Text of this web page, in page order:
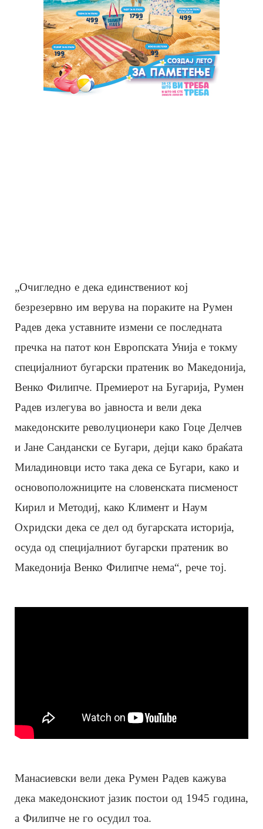
„Очигледно е дека единствениот кој
безрезервно им верува на пораките на Румен
Радев дека уставните измени се последната
пречка на патот кон Европската Унија е токму
специјалниот бугарски пратеник во Македонија,
Венко Филипче. Премиерот на Бугарија, Румен
Радев излегува во јавноста и вели дека
македонските револуционери како Гоце Делчев
и Јане Сандански се Бугари, дејци како браќата
Миладиновци исто така дека се Бугари, како и
основоположниците на словенската писменост
Кирил и Методиј, како Климент и Наум
Охридски дека се дел од бугарската историја,
осуда од специјалниот бугарски пратеник во
Македонија Венко Филипче нема“, рече тој.
Манасиевски вели дека Румен Радев кажува
дека македонскиот јазик постои од 1945 година,
а Филипче не го осудил тоа.